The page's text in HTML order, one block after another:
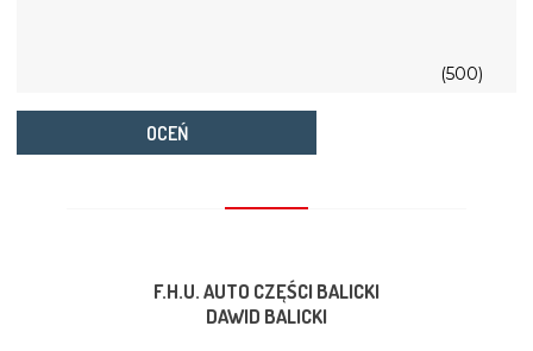
(500)
OCEŃ
F.H.U. AUTO CZĘŚCI BALICKI
DAWID BALICKI